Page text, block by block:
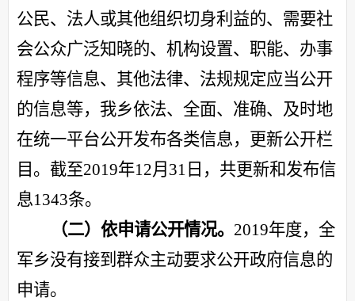
公民、法人或其他组织切身利益的、需要社
会公众广泛知晓的、机构设置、职能、办事
程序等信息、其他法律、法规规定应当公开
的信息等，我乡依法、全面、准确、及时地
在统一平台公开发布各类信息，更新公开栏
目。截至2019年12月31日，共更新和发布信
息1343条。
（二）依申请公开情况。 2019年度， 全
军乡没有接到群众主动要求公开政府信息的
申请。